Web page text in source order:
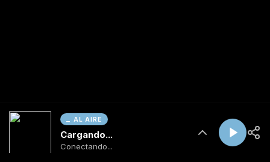
AL AIRE
Cargando...
Conectando...